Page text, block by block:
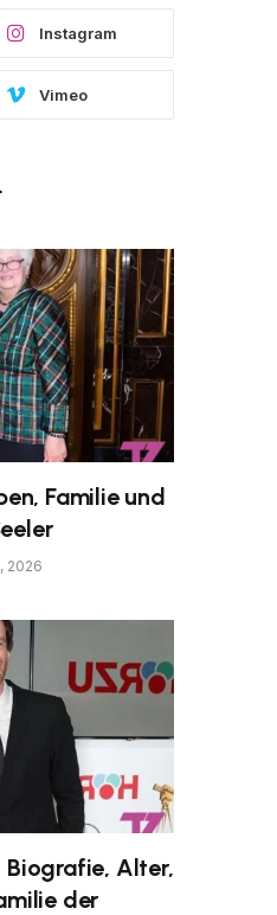
Instagram
Vimeo
Familie und
2026
Alter,
der